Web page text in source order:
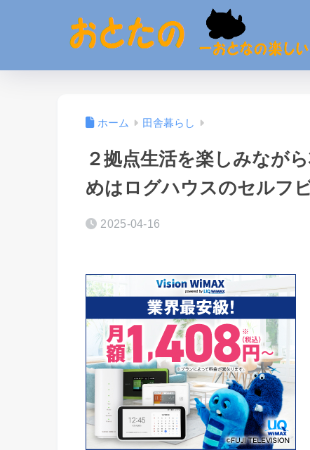
ホーム 田舎暮らし
２拠点生活を楽しみなが
めはログハウスのセルフ
2025-04-16